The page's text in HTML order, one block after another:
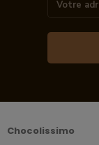
Chocolissimo